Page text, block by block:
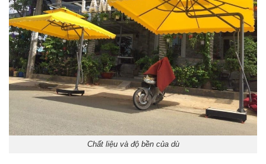
Chất liệu và độ bền của dù